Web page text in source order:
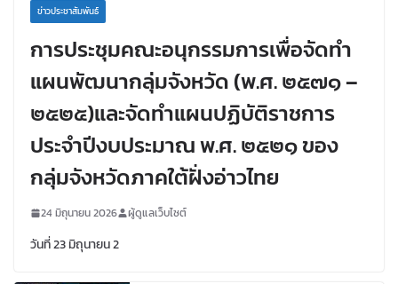
ข่าวประชาสัมพันธ์
การประชุมคณะอนุกรรมการเพื่อจัดทำ
แผนพัฒนากลุ่มจังหวัด (พ.ศ. ๒๕๗๑ –
๒๕๒๕)และจัดทำแผนปฏิบัติราชการ
ประจำปีงบประมาณ พ.ศ. ๒๕๒๑ ของ
กลุ่มจังหวัดภาคใต้ฝั่งอ่าวไทย
24 มิถุนายน 2026 ผู้ดูแลเว็บไซต์
วันที่ 23 มิถุนายน 2